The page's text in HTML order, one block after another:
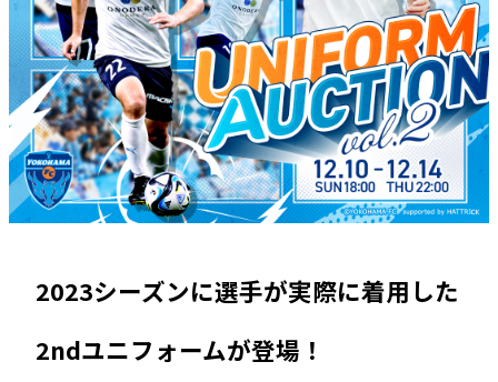
2023シーズンに選手が実際に着用した
2ndユニフォームが登場！